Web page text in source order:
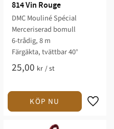
814 Vin Rouge
DMC Mouliné Spécial
Merceriserad bomull
6-trådig, 8 m
Färgäkta, tvättbar 40°
25,00 kr /st